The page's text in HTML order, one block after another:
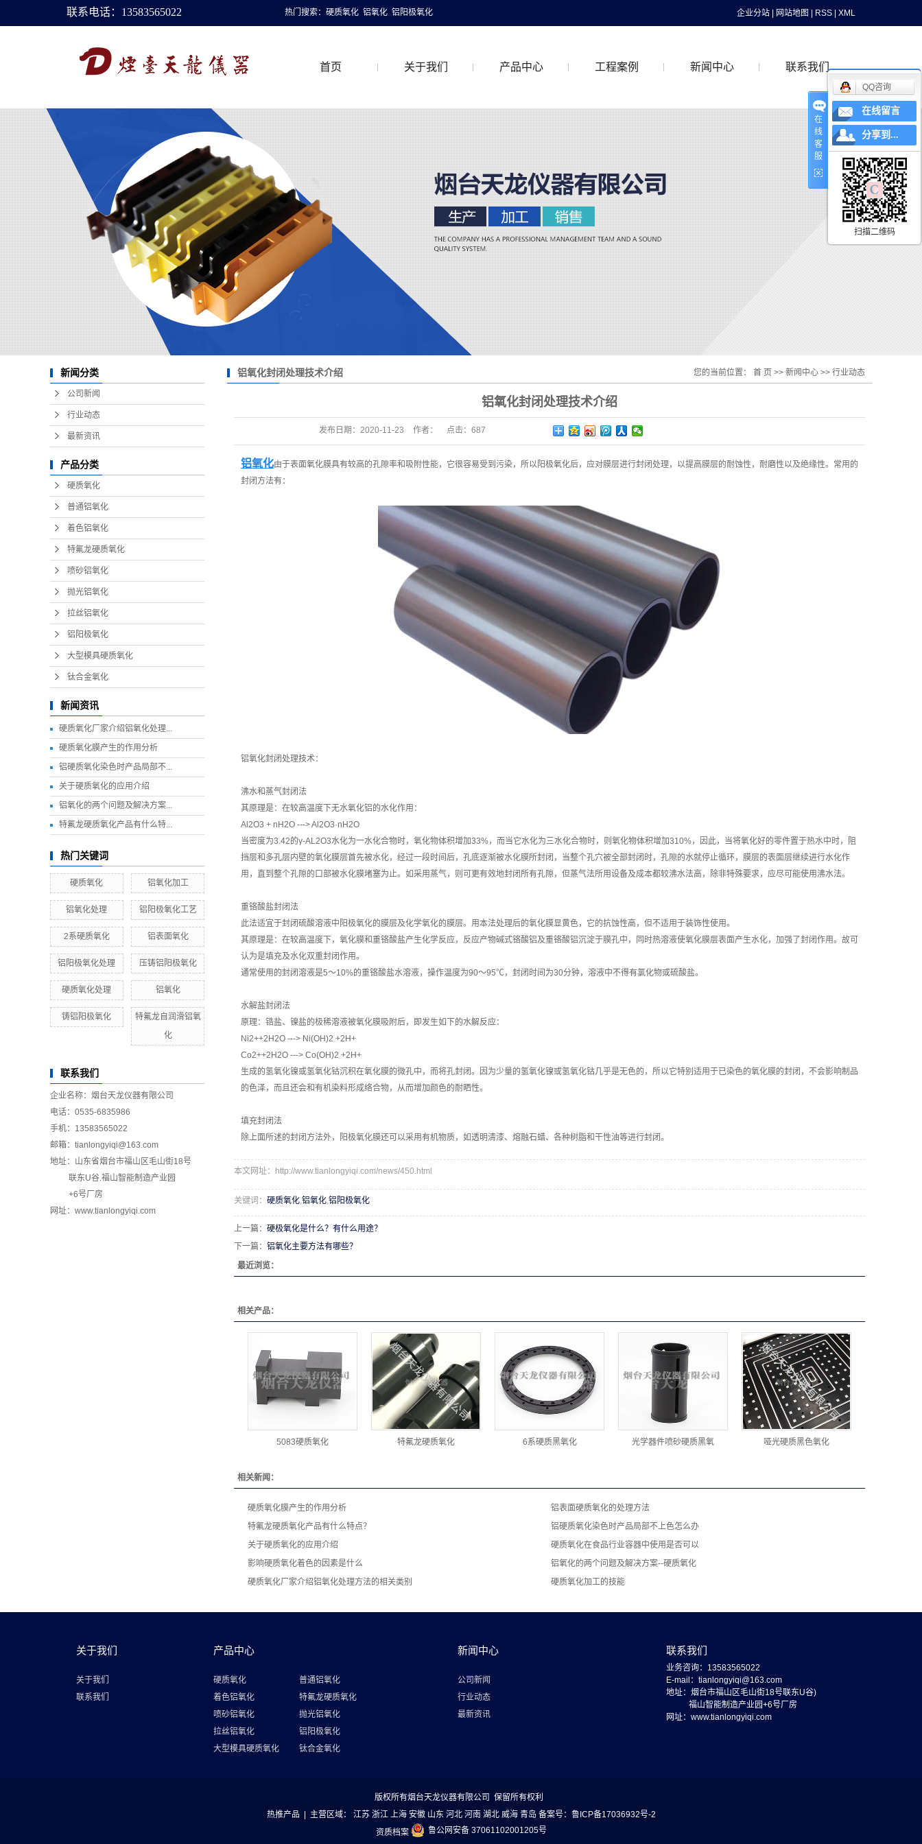
联系电话：13583565022 热门搜索： 硬质氧化 铝氧化 铝阳极氧化 企业分站 网站地图 RSS XML
首页 关于我们 产品中心
着色铝氧化
特氟龙硬质氧化
喷砂铝氧化
钛合金氧化
工程案例 新闻中心 联系我们
新闻分类
公司新闻
行业动态
最新资讯
产品分类
硬质氧化
普通铝氧化
着色铝氧化
特氟龙硬质氧化
喷砂铝氧化
抛光铝氧化
拉丝铝氧化
铝阳极氧化
大型模具硬质氧化
钛合金氧化
新闻资讯
硬质氧化厂家介绍铝氧化处理...
硬质氧化膜产生的作用分析
铝硬质氧化染色时产品局部不...
关于硬质氧化的应用介绍
铝氧化的两个问题及解决方案...
特氟龙硬质氧化产品有什么特...
热门关键词
硬质氧化 铝氧化加工
铝氧化处理 铝阳极氧化工艺
2系硬质氧化 铝表面氧化
铝阳极氧化处理 压铸铝阳极氧化
硬质氧化处理 铝氧化
铸铝阳极氧化
特氟龙自润滑铝氧
化
联系我们
企业名称：烟台天龙仪器有限公司
电话：0535-6835986
手机：13583565022
邮箱：tianlongyiqi@163.com
地址：山东省烟台市福山区毛山街18号
联东U谷.福山智能制造产业园
+6号厂房
网址：www.tianlongyiqi.com
铝氧化封闭处理技术介绍 您的当前位置： 首 页 >> 新闻中心 >> 行业动态
铝氧化封闭处理技术介绍
发布日期： 2020-11-23 作者： 点击： 687
铝氧化由于表面氧化膜具有较高的孔隙率和吸附性能，它很容易受到污染，所以阳极氧化后，应对膜层进行封闭处理，以提高膜层的耐蚀性，耐磨性以及绝缘性。常用的
封闭方法有：
铝氧化封闭处理技术：
沸水和蒸气封闭法
其原理是：在较高温度下无水氧化铝的水化作用：
Al2O3 + nH2O ---> Al2O3·nH2O
当密度为3.42的γ-AL2O3水化为一水化合物时，氧化物体积增加33%，而当它水化为三水化合物时，则氧化物体积增加310%，因此，当将氧化好的零件置于热水中时，阻
挡层和多孔层内壁的氧化膜层首先被水化，经过一段时间后，孔底逐渐被水化膜所封闭，当整个孔穴被全部封闭时，孔隙的水就停止循环，膜层的表面层继续进行水化作
用，直到整个孔隙的口部被水化膜堵塞为止。如采用蒸气，则可更有效地封闭所有孔隙，但蒸气法所用设备及成本都较沸水法高，除非特殊要求，应尽可能使用沸水法。
重铬酸盐封闭法
此法适宜于封闭硫酸溶液中阳极氧化的膜层及化学氧化的膜层。用本法处理后的氧化膜显黄色，它的抗蚀性高，但不适用于装饰性使用。
其原理是：在较高温度下，氧化膜和重铬酸盐产生化学反应，反应产物碱式铬酸铝及重铬酸铝沉淀于膜孔中，同时热溶液使氧化膜层表面产生水化，加强了封闭作用。故可
认为是填充及水化双重封闭作用。
通常使用的封闭溶液是5～10%的重铬酸盐水溶液，操作温度为90～95℃，封闭时间为30分钟，溶液中不得有氯化物或硫酸盐。
水解盐封闭法
原理：锆盐、镍盐的极稀溶液被氧化膜吸附后，即发生如下的水解反应：
Ni2++2H2O ---> Ni(OH)2 +2H+
Co2++2H2O ---> Co(OH)2 +2H+
生成的氢氧化镍或氢氧化钴沉积在氧化膜的微孔中，而将孔封闭。因为少量的氢氧化镍或氢氧化钴几乎是无色的，所以它特别适用于已染色的氧化膜的封闭，不会影响制品
的色泽，而且还会和有机染料形成络合物，从而增加颜色的耐晒性。
填充封闭法
除上面所述的封闭方法外，阳极氧化膜还可以采用有机物质，如透明清漆、熔融石蜡、各种树脂和干性油等进行封闭。
本文网址：http://www.tianlongyiqi.com/news/450.html
关键词： 硬质氧化,铝氧化,铝阳极氧化
上一篇： 硬极氧化是什么？有什么用途？
下一篇： 铝氧化主要方法有哪些？
最近浏览：
相关产品：
5083硬质氧化 特氟龙硬质氧化 6系硬质黑氧化 光学器件喷砂硬质黑氧 哑光硬质黑色氧化
相关新闻：
硬质氧化膜产生的作用分析
铝表面硬质氧化的处理方法
特氟龙硬质氧化产品有什么特点？
铝硬质氧化染色时产品局部不上色怎么办
关于硬质氧化的应用介绍
硬质氧化在食品行业容器中使用是否可以
影响硬质氧化着色的因素是什么
铝氧化的两个问题及解决方案--硬质氧化
硬质氧化厂家介绍铝氧化处理方法的相关类别
硬质氧化加工的技能
关于我们
关于我们
联系我们
产品中心
硬质氧化
普通铝氧化
着色铝氧化
特氟龙硬质氧化
喷砂铝氧化
抛光铝氧化
拉丝铝氧化
铝阳极氧化
大型模具硬质氧化
钛合金氧化
新闻中心
公司新闻
行业动态
最新资讯
联系我们
业务咨询：13583565022
E-mail：tianlongyiqi@163.com
地址：烟台市福山区毛山街18号联东U谷)
福山智能制造产业园+6号厂房
网址：www.tianlongyiqi.com
版权所有烟台天龙仪器有限公司 保留所有权利
热推产品 | 主营区域： 江苏 浙江 上海 安徽 山东 河北 河南 湖北 威海 青岛 备案号： 鲁ICP备17036932号-2
资质档案
鲁公网安备 37061102001205号
在
线
客
服
QQ咨询
在线留言
分享到...
扫描二维码